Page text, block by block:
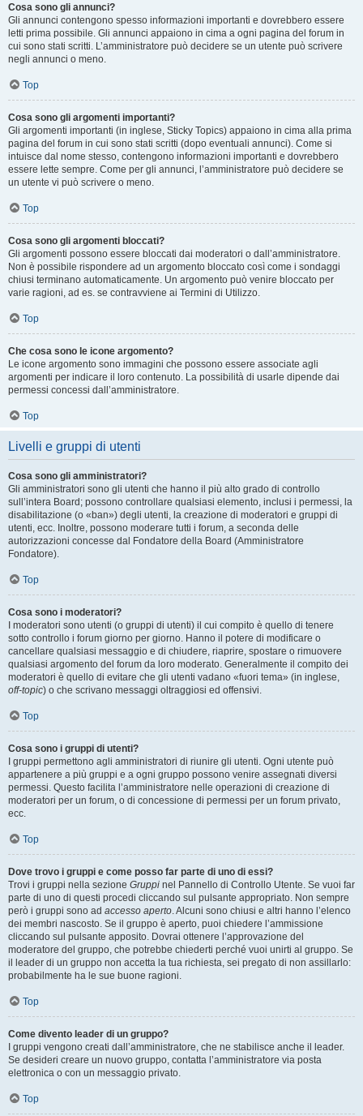
Cosa sono gli annunci?
Gli annunci contengono spesso informazioni importanti e dovrebbero essere
letti prima possibile. Gli annunci appaiono in cima a ogni pagina del forum in
cui sono stati scritti. L’amministratore può decidere se un utente può scrivere
negli annunci o meno.
Top
Cosa sono gli argomenti importanti?
Gli argomenti importanti (in inglese, Sticky Topics) appaiono in cima alla prima
pagina del forum in cui sono stati scritti (dopo eventuali annunci). Come si
intuisce dal nome stesso, contengono informazioni importanti e dovrebbero
essere lette sempre. Come per gli annunci, l’amministratore può decidere se
un utente vi può scrivere o meno.
Top
Cosa sono gli argomenti bloccati?
Gli argomenti possono essere bloccati dai moderatori o dall’amministratore.
Non è possibile rispondere ad un argomento bloccato così come i sondaggi
chiusi terminano automaticamente. Un argomento può venire bloccato per
varie ragioni, ad es. se contravviene ai Termini di Utilizzo.
Top
Che cosa sono le icone argomento?
Le icone argomento sono immagini che possono essere associate agli
argomenti per indicare il loro contenuto. La possibilità di usarle dipende dai
permessi concessi dall’amministratore.
Top
Livelli e gruppi di utenti
Cosa sono gli amministratori?
Gli amministratori sono gli utenti che hanno il più alto grado di controllo
sull’intera Board; possono controllare qualsiasi elemento, inclusi i permessi, la
disabilitazione (o «ban») degli utenti, la creazione di moderatori e gruppi di
utenti, ecc. Inoltre, possono moderare tutti i forum, a seconda delle
autorizzazioni concesse dal Fondatore della Board (Amministratore
Fondatore).
Top
Cosa sono i moderatori?
I moderatori sono utenti (o gruppi di utenti) il cui compito è quello di tenere
sotto controllo i forum giorno per giorno. Hanno il potere di modificare o
cancellare qualsiasi messaggio e di chiudere, riaprire, spostare o rimuovere
qualsiasi argomento del forum da loro moderato. Generalmente il compito dei
moderatori è quello di evitare che gli utenti vadano «fuori tema» (in inglese,
off-topic) o che scrivano messaggi oltraggiosi ed offensivi.
Top
Cosa sono i gruppi di utenti?
I gruppi permettono agli amministratori di riunire gli utenti. Ogni utente può
appartenere a più gruppi e a ogni gruppo possono venire assegnati diversi
permessi. Questo facilita l’amministratore nelle operazioni di creazione di
moderatori per un forum, o di concessione di permessi per un forum privato,
ecc.
Top
Dove trovo i gruppi e come posso far parte di uno di essi?
Trovi i gruppi nella sezione Gruppi nel Pannello di Controllo Utente. Se vuoi far
parte di uno di questi procedi cliccando sul pulsante appropriato. Non sempre
però i gruppi sono ad accesso aperto. Alcuni sono chiusi e altri hanno l’elenco
dei membri nascosto. Se il gruppo è aperto, puoi chiedere l’ammissione
cliccando sul pulsante apposito. Dovrai ottenere l’approvazione del
moderatore del gruppo, che potrebbe chiederti perché vuoi unirti al gruppo. Se
il leader di un gruppo non accetta la tua richiesta, sei pregato di non assillarlo:
probabilmente ha le sue buone ragioni.
Top
Come divento leader di un gruppo?
I gruppi vengono creati dall’amministratore, che ne stabilisce anche il leader.
Se desideri creare un nuovo gruppo, contatta l’amministratore via posta
elettronica o con un messaggio privato.
Top